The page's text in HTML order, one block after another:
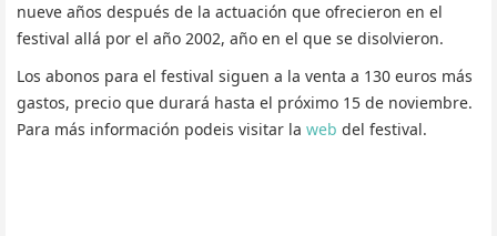
nueve años después de la actuación que ofrecieron en el
festival allá por el año 2002, año en el que se disolvieron.
Los abonos para el festival siguen a la venta a 130 euros más
gastos, precio que durará hasta el próximo 15 de noviembre.
Para más información podeis visitar la web del festival.